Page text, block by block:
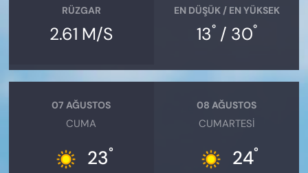
RÜZGAR
2.61 M/S
EN DÜŞÜK / EN YÜKSEK
13°/ 30°
07 AĞUSTOS
CUMA
23°
08 AĞUSTOS
CUMARTESI
24°